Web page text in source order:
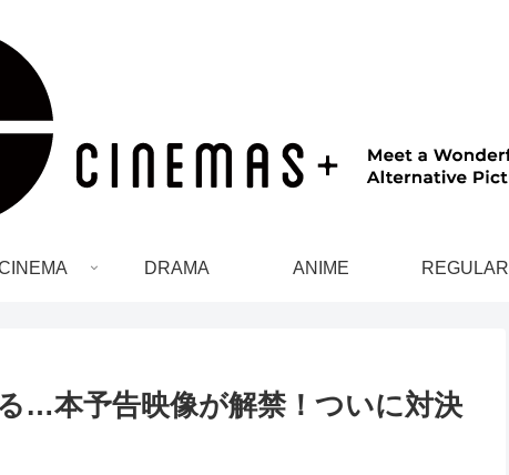
DRAMA ANIME REGULAR
…本予告映像が解禁！ついに対決